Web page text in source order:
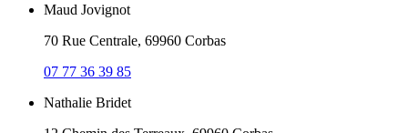
Maud Jovignot
70 Rue Centrale, 69960 Corbas
07 77 36 39 85
Nathalie Bridet